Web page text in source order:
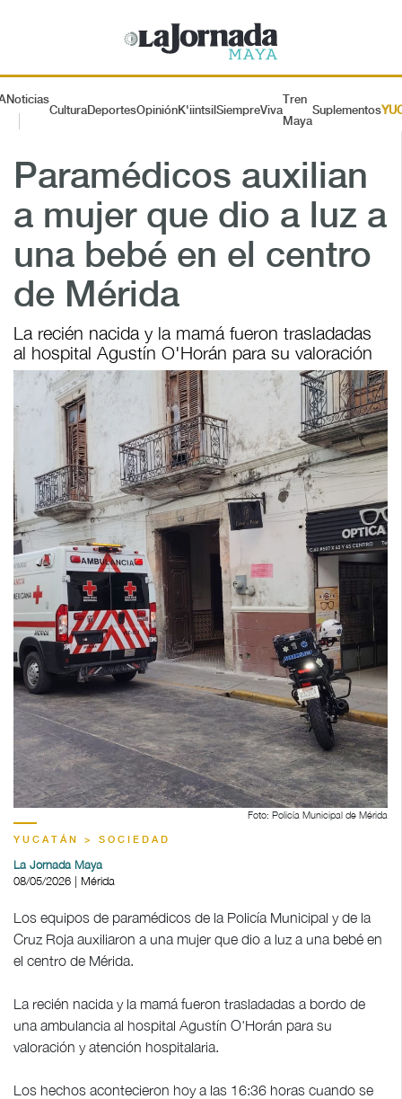
Noticias
CulturaDeportesOpiniónK'iintsil SiempreViva
Tren
Maya
Suplementos
Paramédicos auxilian
a mujer que dio a luz a
una bebé en el centro
de Mérida
La recién nacida y la mamá fueron trasladadas
al hospital Agustín O'Horán para su valoración
Foto: Policía Municipal de Mérida
YUCATÁN > SOCIEDAD
La Jornada Maya
08/05/2026 | Mérida
Los equipos de paramédicos de la Policía Municipal y de la
Cruz Roja auxiliaron a una mujer que dio a luz a una bebé en
el centro de Mérida.
La recién nacida y la mamá fueron trasladadas a bordo de
una ambulancia al hospital Agustín O'Horán para su
valoración y atención hospitalaria.
Los hechos acontecieron hoy a las 16:36 horas cuando se